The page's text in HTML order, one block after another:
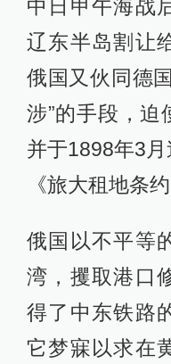
中日甲午海战
辽东半岛割让
俄国又伙同德
涉”的手段，迫
并于1898年3
《旅大租地条约
俄国以不平等
湾，攫取港口
得了中东铁路
它梦寐以求在